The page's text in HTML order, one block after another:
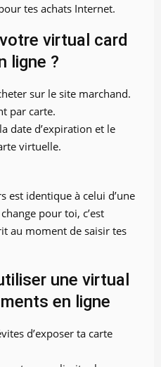
tes achats Internet.
virtual card
ligne ?
sur le site marchand.
par carte.
date d’expiration et le
virtuelle.
est identique à celui d’une
pour toi, c’est
au moment de saisir tes
une virtual
en ligne
d’exposer ta carte